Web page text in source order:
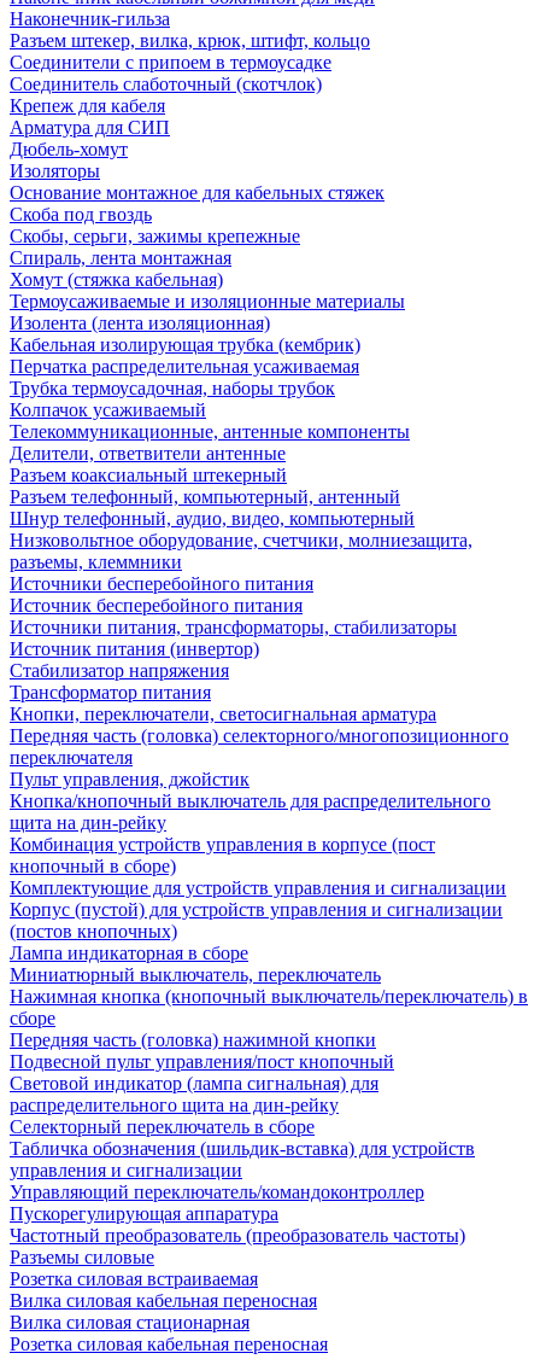
Наконечник-гильза
Разъем штекер, вилка, крюк, штифт, кольцо
Соединители с припоем в термоусадке
Соединитель слаботочный (скотчлок)
Крепеж для кабеля
Арматура для СИП
Дюбель-хомут
Изоляторы
Основание монтажное для кабельных стяжек
Скоба под гвоздь
Скобы, серьги, зажимы крепежные
Спираль, лента монтажная
Хомут (стяжка кабельная)
Термоусаживаемые и изоляционные материалы
Изолента (лента изоляционная)
Кабельная изолирующая трубка (кембрик)
Перчатка распределительная усаживаемая
Трубка термоусадочная, наборы трубок
Колпачок усаживаемый
Телекоммуникационные, антенные компоненты
Делители, ответвители антенные
Разъем коаксиальный штекерный
Разъем телефонный, компьютерный, антенный
Шнур телефонный, аудио, видео, компьютерный
Низковольтное оборудование, счетчики, молниезащита,
разъемы, клеммники
Источники бесперебойного питания
Источник бесперебойного питания
Источники питания, трансформаторы, стабилизаторы
Источник питания (инвертор)
Стабилизатор напряжения
Трансформатор питания
Кнопки, переключатели, светосигнальная арматура
Передняя часть (головка) селекторного/многопозиционного
переключателя
Пульт управления, джойстик
Кнопка/кнопочный выключатель для распределительного
щита на дин-рейку
Комбинация устройств управления в корпусе (пост
кнопочный в сборе)
Комплектующие для устройств управления и сигнализации
Корпус (пустой) для устройств управления и сигнализации
(постов кнопочных)
Лампа индикаторная в сборе
Миниатюрный выключатель, переключатель
Нажимная кнопка (кнопочный выключатель/переключатель) в
сборе
Передняя часть (головка) нажимной кнопки
Подвесной пульт управления/пост кнопочный
Световой индикатор (лампа сигнальная) для
распределительного щита на дин-рейку
Селекторный переключатель в сборе
Табличка обозначения (шильдик-вставка) для устройств
управления и сигнализации
Управляющий переключатель/командоконтроллер
Пускорегулирующая аппаратура
Частотный преобразователь (преобразователь частоты)
Разъемы силовые
Розетка силовая встраиваемая
Вилка силовая кабельная переносная
Вилка силовая стационарная
Розетка силовая кабельная переносная